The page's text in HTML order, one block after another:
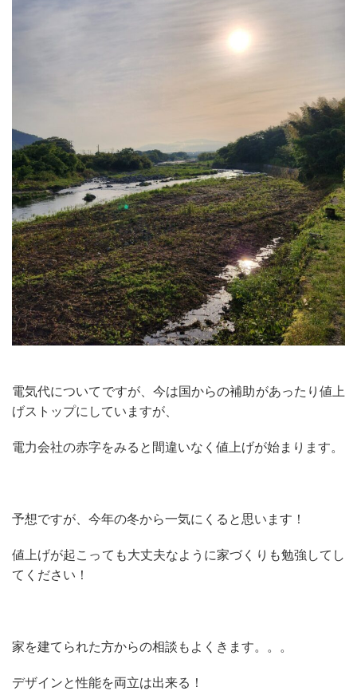
電気代についてですが、今は国からの補助があったり値上
げストップにしていますが、
電力会社の赤字をみると間違いなく値上げが始まります。
予想ですが、今年の冬から一気にくると思います！
値上げが起こっても大丈夫なように家づくりも勉強してし
てください！
家を建てられた方からの相談もよくきます。。。
デザインと性能を両立は出来る！